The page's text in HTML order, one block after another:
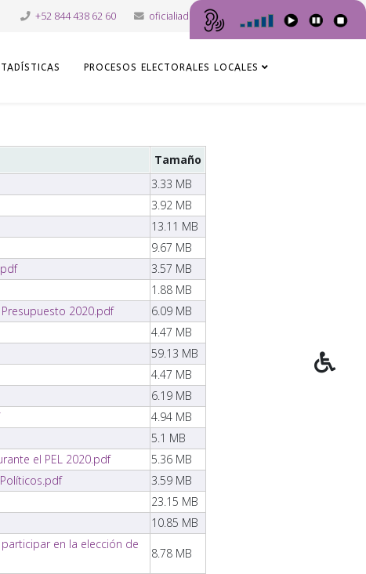
+52 844 438 62 60 oficialiadepartes@iec.org.mx
PROCESOS ELECTORALES LOCALES
Tamaño
3.33 MB
3.92 MB
13.11 MB
9.67 MB
3.57 MB
1.88 MB
2020.pdf
6.09 MB
4.47 MB
59.13 MB
4.47 MB
6.19 MB
4.94 MB
5.1 MB
el PEL 2020.pdf
5.36 MB
3.59 MB
23.15 MB
10.85 MB
en la elección de
8.78 MB